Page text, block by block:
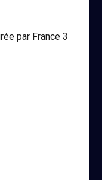
par France 3